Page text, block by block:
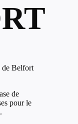
de Belfort
de
pour le